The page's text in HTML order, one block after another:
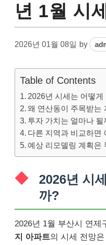
년 1월 시세
2026년 01월 08일 by
Table of Contents
2026년 시세는 어떻게
왜 연산동이 주목받는
투자 가치는 얼마나 될
다른 지역과 비교하면
예상 리모델링 계획은
2026년 시
까?
2026년 1월 부산시 연제
지 아파트의 시세 전망